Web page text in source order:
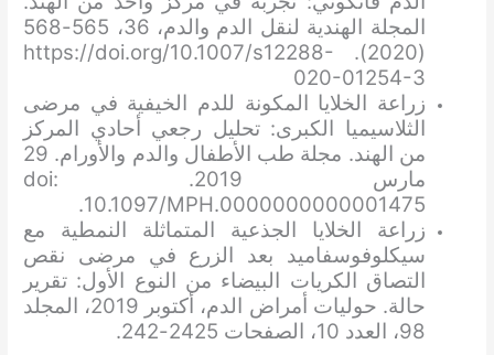
المجلة الهندية لنقل الدم والدم، 36، 565-568
(2020). https://doi.org/10.1007/s12288-
020-01254-3
زراعة الخلايا المكونة للدم الخيفية في مرضى
الثلاسيميا الكبرى: تحليل رجعي أحادي المركز
من الهند. مجلة طب الأطفال والدم والأورام. 29
مارس 2019. doi:
10.1097/MPH.0000000000001475.
زراعة الخلايا الجذعية المتماثلة النمطية مع
سيكلوفوسفاميد بعد الزرع في مرضى نقص
التصاق الكريات البيضاء من النوع الأول: تقرير
حالة. حوليات أمراض الدم، أكتوبر 2019، المجلد
98، العدد 10، الصفحات 2425-242.